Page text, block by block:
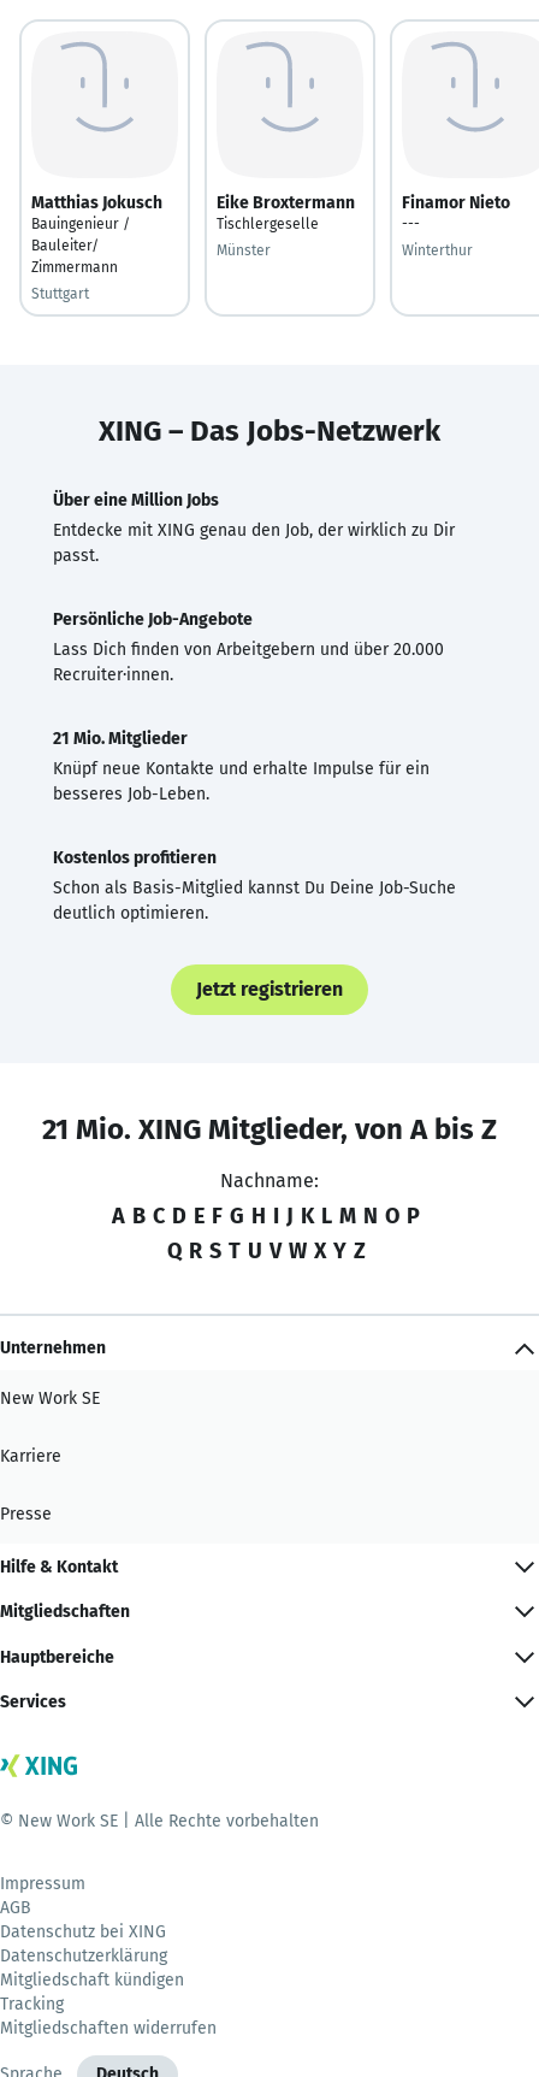
Matthias Jokusch
Bauingenieur /
Bauleiter/
Zimmermann
Stuttgart
Eike Broxtermann
Tischlergeselle
Münster
Finamor Nieto
---
Winterthur
XING – Das Jobs-Netzwerk
Über eine Million Jobs
Entdecke mit XING genau den Job, der wirklich zu Dir
passt.
Persönliche Job-Angebote
Lass Dich finden von Arbeitgebern und über 20.000
Recruiter·innen.
21 Mio. Mitglieder
Knüpf neue Kontakte und erhalte Impulse für ein
besseres Job-Leben.
Kostenlos profitieren
Schon als Basis-Mitglied kannst Du Deine Job-Suche
deutlich optimieren.
Jetzt registrieren
21 Mio. XING Mitglieder, von A bis Z
Nachname:
A B C D E F G H I J K L M N O P
Q R S T U V W X Y Z
Unternehmen
New Work SE
Karriere
Presse
Hilfe & Kontakt
Mitgliedschaften
Hauptbereiche
Services
© New Work SE | Alle Rechte vorbehalten
Impressum
AGB
Datenschutz bei XING
Datenschutzerklärung
Mitgliedschaft kündigen
Tracking
Mitgliedschaften widerrufen